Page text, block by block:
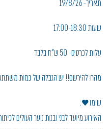
תאריך- 19/8/26
שעות 17:00-18:30
עלות לכרטיס- 50 ש"ח בלבד
מהרו להירשם!! יש הגבלה של כמות
שימו ♥:
האירוע מיועד לבני ובנות נוער העולים